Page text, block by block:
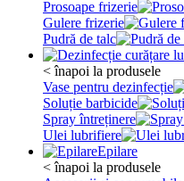
Prosoape frizerie
Gulere frizerie
Pudră de talc
< înapoi la produsele
Vase pentru dezinfecție
Soluție barbicide
Spray întreținere
Ulei lubrifiere
Epilare
< înapoi la produsele